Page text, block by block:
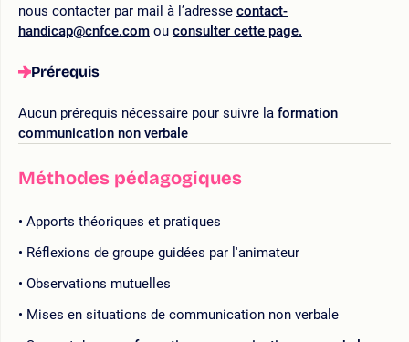
nous contacter par mail à l’adresse contact-
handicap@cnfce.com ou consulter cette page.
Prérequis
Aucun prérequis nécessaire pour suivre la formation
communication non verbale
Méthodes pédagogiques
Apports théoriques et pratiques
Réflexions de groupe guidées par l'animateur
Observations mutuelles
Mises en situations de communication non verbale